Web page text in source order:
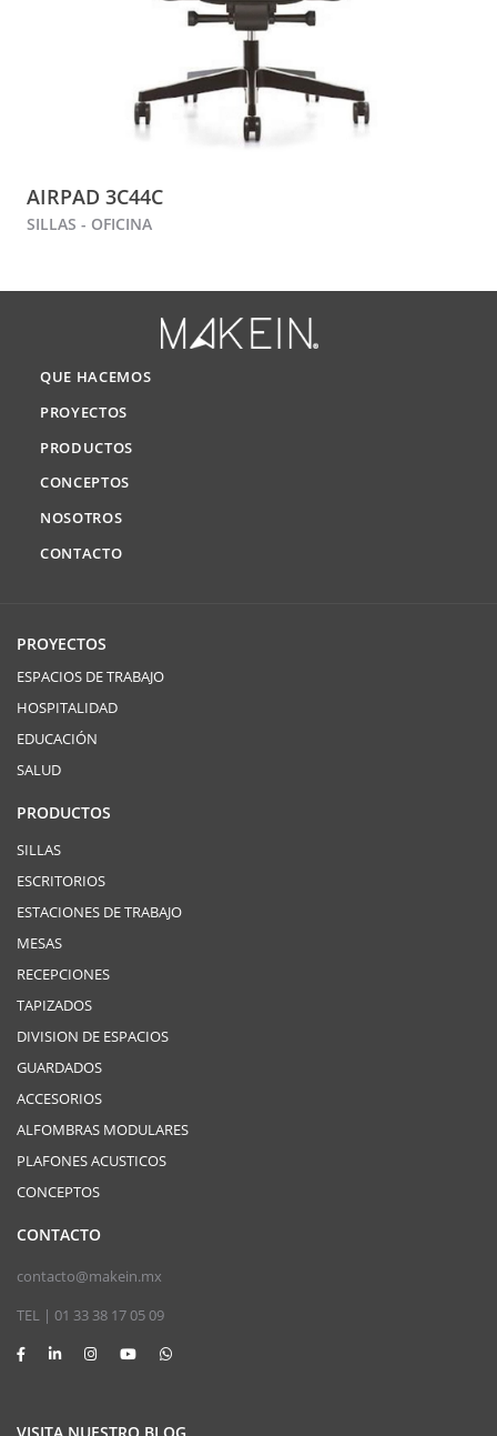
AIRPAD 3C44C
SILLAS - OFICINA
QUE HACEMOS
PROYECTOS
PRODUCTOS
CONCEPTOS
NOSOTROS
CONTACTO
PROYECTOS
ESPACIOS DE TRABAJO
HOSPITALIDAD
EDUCACIÓN
SALUD
PRODUCTOS
SILLAS
ESCRITORIOS
ESTACIONES DE TRABAJO
MESAS
RECEPCIONES
TAPIZADOS
DIVISION DE ESPACIOS
GUARDADOS
ACCESORIOS
ALFOMBRAS MODULARES
PLAFONES ACUSTICOS
CONCEPTOS
CONTACTO
contacto@makein.mx
TEL | 01 33 38 17 05 09